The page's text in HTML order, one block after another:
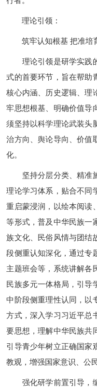
理论引领：
筑牢认知根基 把准培
理论引领是研学实践
式的首要环节，旨在帮助
核心内涵、历史逻辑、理
牢思想根基、明确价值导
须坚持以科学理论武装头
治方向、舆论导向、价值
化。
坚持分层分类、精准
理论学习体系，贴合不同
重启蒙浸润，以绘本阅读
等形式，普及中华民族一
族文化、民俗风情与团结
段侧重认知深化，通过专
主题班会等，系统讲解各
民族多元一体格局，引导
中阶段侧重理性认同，以
方式，深入学习习近平总
要思想，理解中华民族共
引导青少年树立正确国家
教观，增强国家意识、公
强化研学前置引导，